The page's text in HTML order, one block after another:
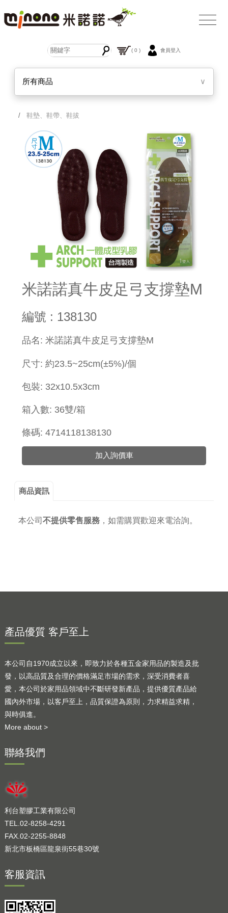
( 0 ) 會員登入
所有商品 ∨
/鞋墊、鞋帶、鞋拔
米諾諾真牛皮足弓支撐墊M
編號 : 138130
​品名: 米諾諾真牛皮足弓支撐墊M
尺寸: 約23.5~25cm(±5%)/個
包裝: 32x10.5x3cm
箱入數: 36雙/箱
條碼: 4714118138130
加入詢價車
商品資訊
本公司 不提供零售服務， 如需購買歡迎來電洽詢。
產品優質 客戶至上
本公司自1970成立以來，即致力於各種五金家用品的製造及批
發，以高品質及合理的價格滿足市場的需求，深受消費者喜
愛，本公司於家用品領域中不斷研發新產品，提供優質產品給
國內外市場，以客戶至上，品質保證為原則，力求精益求精，
與時俱進。
More about >
聯絡我們
利台塑膠工業有限公司
TEL.02-8258-4291
FAX.02-2255-8848
新北市板橋區龍泉街55巷30號
客服資訊